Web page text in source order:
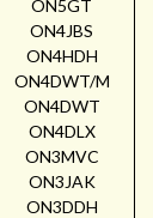
ON5GT
ON4JBS
ON4HDH
ON4DWT/M
ON4DWT
ON4DLX
ON3MVC
ON3JAK
ON3DDH